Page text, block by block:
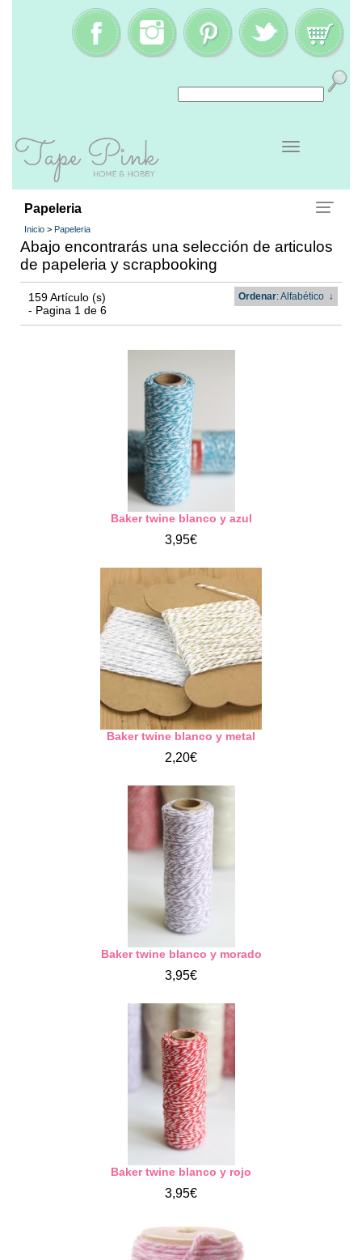
Papeleria
Inicio > Papeleria
Abajo encontrarás una selección de articulos
de papeleria y scrapbooking
159 Artículo (s)
- Pagina 1 de 6
Ordenar: Alfabético↓
Baker twine blanco y azul
3,95€
Baker twine blanco y metal
2,20€
Baker twine blanco y morado
3,95€
Baker twine blanco y rojo
3,95€